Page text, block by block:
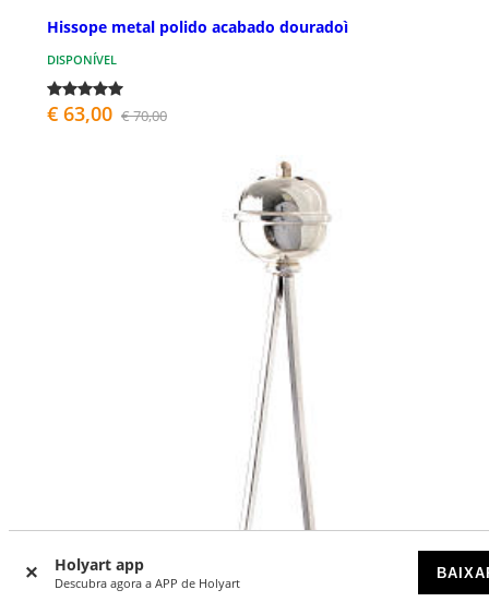
Holyart app
Descubra agora a APP de Holyart
Hissope metal polido acabado douradoì
DISPONÍVEL
€ 63,00 € 70,00